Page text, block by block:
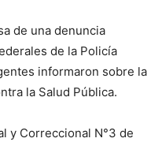
de una denuncia
de la Policía
informaron sobre la
la Salud Pública.
y Correccional N°3 de